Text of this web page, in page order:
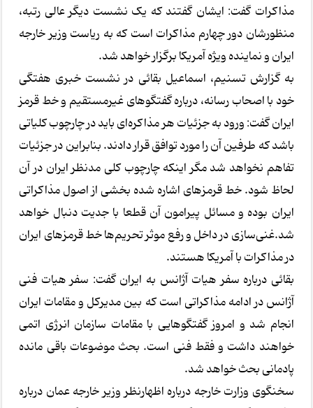
مذاکرات گفت: ایشان گفتند که یک نشست دیگر عالی رتبه،
منظورشان دور چهارم مذاکرات است که به ریاست وزیر خارجه
ایران و نماینده ویژه آمریکا برگزار خواهد شد.
به گزارش تسنیم، اسماعیل بقائی در نشست خبری هفتگی
خود با اصحاب رسانه، درباره گفتگوهای غیرمستقیم و خط قرمز
ایران گفت: ورود به جزئیات هر مذاکره‌ای باید در چارچوب کلیاتی
باشد که طرفین آن را مورد توافق قرار دادند. بنابراین در جزئیات
تفاهم نخواهد شد مگر اینکه چارچوب کلی مدنظر ایران در آن
لحاظ شود. خط قرمزهای اشاره شده بخشی از اصول مذاکراتی
ایران بوده و مسائل پیرامون آن قطعا با جدیت دنبال خواهد
شد.غنی‌سازی در داخل و رفع موثر تحریم‌ها خط قرمزهای ایران
در مذاکرات با آمریکا هستند.
بقائی درباره سفر هیات آژانس به ایران گفت: سفر هیات فنی
آژانس در ادامه مذاکراتی است که بین مدیرکل و مقامات ایران
انجام شد و امروز گفتگوهایی با مقامات سازمان انرژی اتمی
خواهند داشت و فقط فنی است. بحث موضوعات باقی مانده
پادمانی بحث خواهد شد.
سخنگوی وزارت خارجه درباره اظهارنظر وزیر خارجه عمان درباره